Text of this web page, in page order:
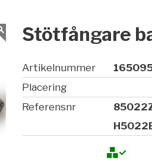
Stötfångare
Artikelnummer
Placering
Referensnr